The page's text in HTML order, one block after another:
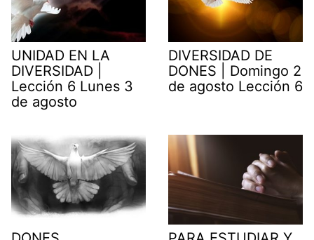
UNIDAD EN LA
DIVERSIDAD |
Lección 6 Lunes 3
de agosto
DIVERSIDAD DE
DONES | Domingo 2
de agosto Lección 6